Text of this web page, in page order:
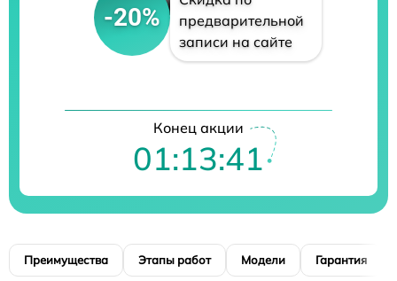
-20%
предварительной
записи на сайте
Конец акции
01:13:39
Преимущества Этапы работ Модели Гарантия